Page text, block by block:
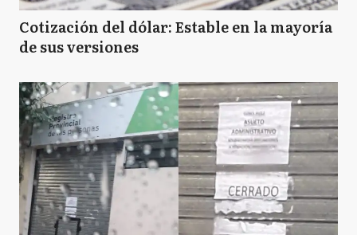
Cotización del dólar: Estable en la mayoría
de sus versiones